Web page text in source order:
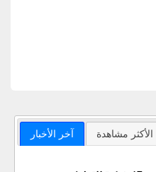
آخر الأخبار الأكثر مشاهدة